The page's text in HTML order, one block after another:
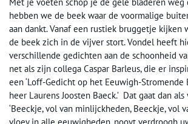
hebben we de beek waar de voormalige
aan dankt. Vanaf een rustiek bruggetje kijken
de beek zich in de vijver stort. Vondel heeft
verschillende gedichten aan de schoonheid
net als zijn collega Caspar Barleus, die er
een ‘Loff-Gedicht op het Eeuwigh-Stromende
heer Laurens Joosten Baeck.’ Dat gaat dan
‘Beeckje, vol van minlijckheden, Beeckje, vol